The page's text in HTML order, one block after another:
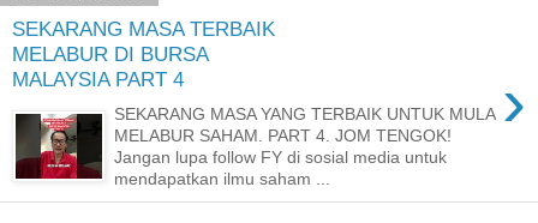
SEKARANG MASA TERBAIK
MELABUR DI BURSA
MALAYSIA PART 4
›
SEKARANG MASA YANG TERBAIK UNTUK MULA
MELABUR SAHAM. PART 4. JOM TENGOK!
Jangan lupa follow FY di sosial media untuk
mendapatkan ilmu saham ...